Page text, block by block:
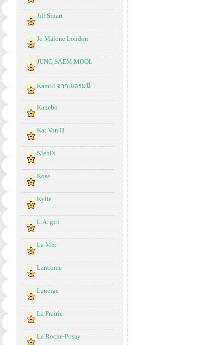
Jill Stuart
Jo Malone London
JUNG SAEM MOOL
Kamill จากเยอรมนี
Kanebo
Kat Von D
Kiehl's
Kose
Kylie
L.A. girl
La Mer
Lancome
Laneige
La Prairie
La Roche-Posay